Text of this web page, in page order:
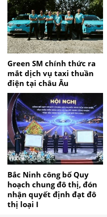
Green SM chính thức ra
mắt dịch vụ taxi thuần
điện tại châu Âu
Bắc Ninh công bố Quy
hoạch chung đô thị, đón
nhận quyết định đạt đô
thị loại I